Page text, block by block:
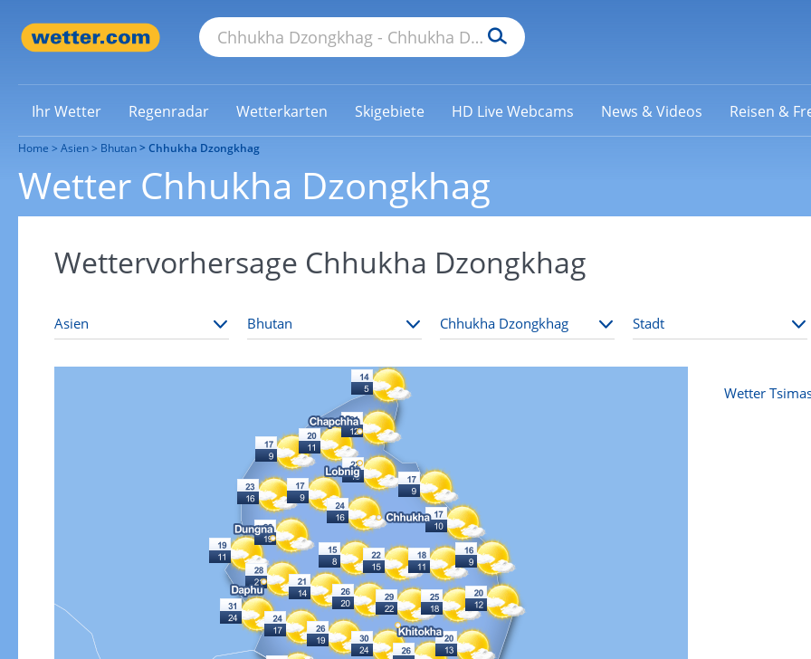
Ihr Wetter Regenradar Wetterkarten Skigebiete HD Live Webcams News & Videos Reisen &
Home Asien Bhutan Chhukha Dzongkhag
Wetter Chhukha Dzongkhag
Wettervorhersage Chhukha Dzongkhag
Wetter